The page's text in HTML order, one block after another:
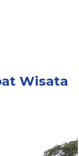
Wisata